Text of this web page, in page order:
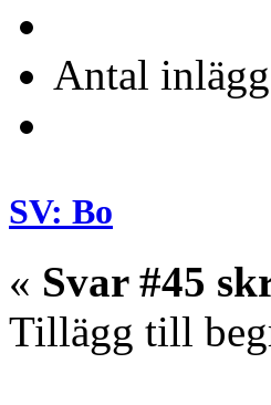
Antal
SV: Bo
« Svar #45
Tillägg till